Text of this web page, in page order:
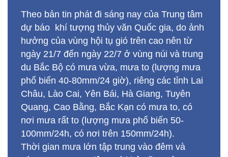
du Bắc Bộ có mưa vừa, mưa to (lượng mưa
phổ biến 40-80mm/24 giờ), riêng các tỉnh Lai
Châu, Lào Cai, Yên Bái, Hà Giang, Tuyên
Quang, Cao Bằng, Bắc Kạn có mưa to, có
nơi mưa rất to (lượng mưa phổ biến 50-
100mm/24h, có nơi trên 150mm/24h).
Thời gian mưa lớn tập trung vào đêm và
sáng; trong mưa dông có khả năng xảy ra
lốc, sét, mưa đá và gió giật mạnh.
Từ ngày 21 đến 23/7, mực nước thượng lưu
sông Hồng - Thái Bình sẽ xuất hiện một đợt